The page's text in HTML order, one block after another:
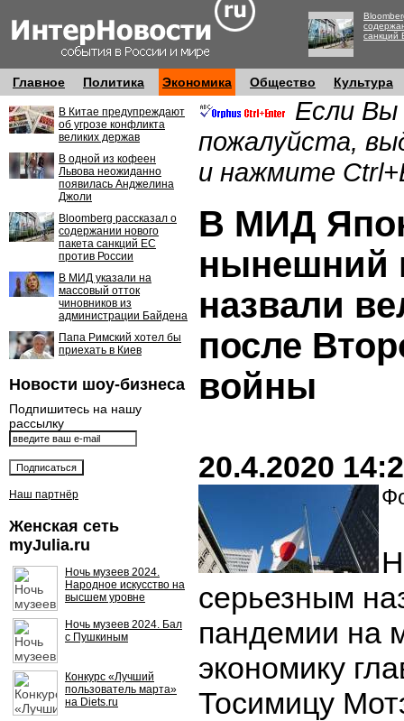
санкций
Главное Политика Экономика Общество Культура
В Китае предупреждают
об угрозе конфликта
великих держав
В одной из кофеен
Львова неожиданно
появилась Анджелина
Джоли
Bloomberg рассказал о
содержании нового
пакета санкций ЕС
против России
В МИД указали на
массовый отток
чиновников из
администрации Байдена
Папа Римский хотел бы
приехать в Киев
Новости шоу-бизнеса
Подпишитесь на нашу
рассылку
Наш партнёр
Женская сеть
myJulia.ru
Ночь музеев 2024.
Народное искусство на
высшем уровне
Ночь музеев 2024. Бал
с Пушкиным
Конкурс «Лучший
пользователь марта»
на Diets.ru
Если Вы
пожалуйста,
и нажмите
В МИД
нынешний
назвали
после
войны
20.4.2020
серьезным
пандемии на
экономику
Тосимицу